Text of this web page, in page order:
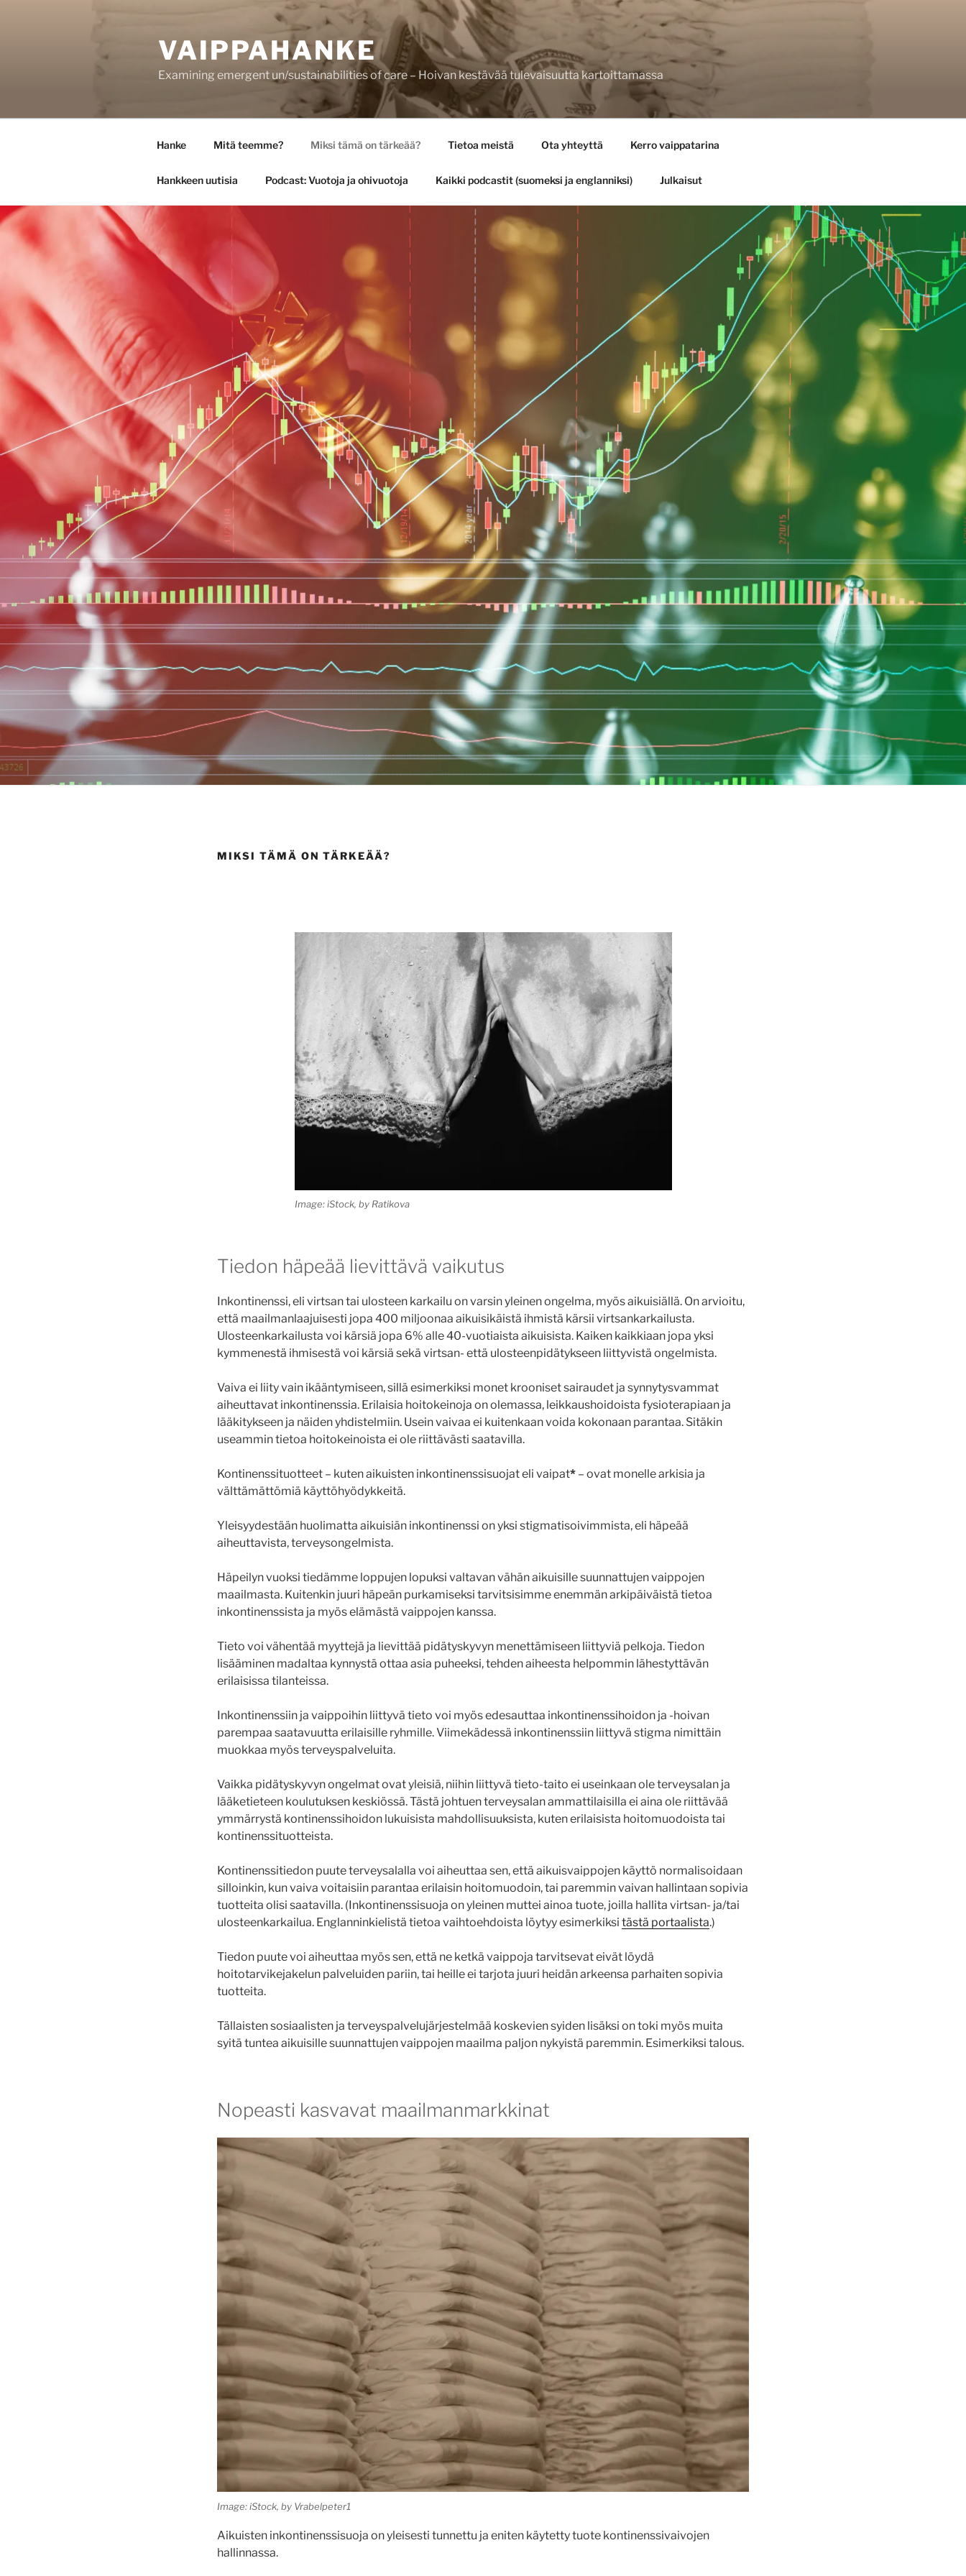
VAIPPAHANKE
Examining emergent un/sustainabilities of care – Hoivan kestävää tulevaisuutta kartoittamassa
Hanke Mitä teemme? Miksi tämä on tärkeää? Tietoa meistä Ota yhteyttä Kerro vaippatarina
Hankkeen uutisia Podcast: Vuotoja ja ohivuotoja Kaikki podcastit (suomeksi ja englanniksi) Julkaisut
MIKSI TÄMÄ ON TÄRKEÄÄ?
Image: iStock, by Ratikova
Tiedon häpeää lievittävä vaikutus
Inkontinenssi, eli virtsan tai ulosteen karkailu on varsin yleinen ongelma, myös aikuisiällä. On arvioitu,
että maailmanlaajuisesti jopa 400 miljoonaa aikuisikäistä ihmistä kärsii virtsankarkailusta.
Ulosteenkarkailusta voi kärsiä jopa 6% alle 40-vuotiaista aikuisista. Kaiken kaikkiaan jopa yksi
kymmenestä ihmisestä voi kärsiä sekä virtsan- että ulosteenpidätykseen liittyvistä ongelmista.
Vaiva ei liity vain ikääntymiseen, sillä esimerkiksi monet krooniset sairaudet ja synnytysvammat
aiheuttavat inkontinenssia. Erilaisia hoitokeinoja on olemassa, leikkaushoidoista fysioterapiaan ja
lääkitykseen ja näiden yhdistelmiin. Usein vaivaa ei kuitenkaan voida kokonaan parantaa. Sitäkin
useammin tietoa hoitokeinoista ei ole riittävästi saatavilla.
Kontinenssituotteet – kuten aikuisten inkontinenssisuojat eli vaipat* – ovat monelle arkisia ja
välttämättömiä käyttöhyödykkeitä.
Yleisyydestään huolimatta aikuisiän inkontinenssi on yksi stigmatisoivimmista, eli häpeää
aiheuttavista, terveysongelmista.
Häpeilyn vuoksi tiedämme loppujen lopuksi valtavan vähän aikuisille suunnattujen vaippojen
maailmasta. Kuitenkin juuri häpeän purkamiseksi tarvitsisimme enemmän arkipäiväistä tietoa
inkontinenssista ja myös elämästä vaippojen kanssa.
Tieto voi vähentää myyttejä ja lievittää pidätyskyvyn menettämiseen liittyviä pelkoja. Tiedon
lisääminen madaltaa kynnystä ottaa asia puheeksi, tehden aiheesta helpommin lähestyttävän
erilaisissa tilanteissa.
Inkontinenssiin ja vaippoihin liittyvä tieto voi myös edesauttaa inkontinenssihoidon ja -hoivan
parempaa saatavuutta erilaisille ryhmille. Viimekädessä inkontinenssiin liittyvä stigma nimittäin
muokkaa myös terveyspalveluita.
Vaikka pidätyskyvyn ongelmat ovat yleisiä, niihin liittyvä tieto-taito ei useinkaan ole terveysalan ja
lääketieteen koulutuksen keskiössä. Tästä johtuen terveysalan ammattilaisilla ei aina ole riittävää
ymmärrystä kontinenssihoidon lukuisista mahdollisuuksista, kuten erilaisista hoitomuodoista tai
kontinenssituotteista.
Kontinenssitiedon puute terveysalalla voi aiheuttaa sen, että aikuisvaippojen käyttö normalisoidaan
silloinkin, kun vaiva voitaisiin parantaa erilaisin hoitomuodoin, tai paremmin vaivan hallintaan sopivia
tuotteita olisi saatavilla. (Inkontinenssisuoja on yleinen muttei ainoa tuote, joilla hallita virtsan- ja/tai
ulosteenkarkailua. Englanninkielistä tietoa vaihtoehdoista löytyy esimerkiksi tästä portaalista.)
Tiedon puute voi aiheuttaa myös sen, että ne ketkä vaippoja tarvitsevat eivät löydä
hoitotarvikejakelun palveluiden pariin, tai heille ei tarjota juuri heidän arkeensa parhaiten sopivia
tuotteita.
Tällaisten sosiaalisten ja terveyspalvelujärjestelmää koskevien syiden lisäksi on toki myös muita
syitä tuntea aikuisille suunnattujen vaippojen maailma paljon nykyistä paremmin. Esimerkiksi talous.
Nopeasti kasvavat maailmanmarkkinat
Image: iStock, by Vrabelpeter1
Aikuisten inkontinenssisuoja on yleisesti tunnettu ja eniten käytetty tuote kontinenssivaivojen
hallinnassa.